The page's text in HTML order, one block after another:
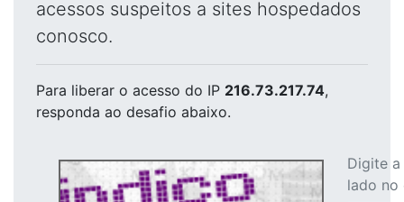
acessos suspeitos a sites hospedados
conosco.
Para liberar o acesso do IP 216.73.217.74,
responda ao desafio abaixo.
Digite
lado no